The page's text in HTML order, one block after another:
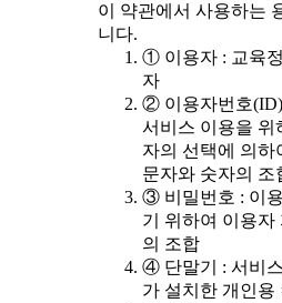
이 약관에서 사용하는
니다.
① 이용자 : 교육
자
② 이용자번호(ID)
서비스 이용을 위
자의 선택에 의하
문자와 숫자의 조
③ 비밀번호 : 이
기 위하여 이용자
의 조합
④ 단말기 : 서비
가 설치한 개인용